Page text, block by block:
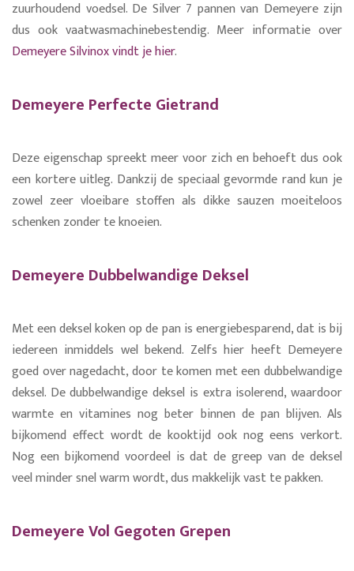
zuurhoudend voedsel. De Silver 7 pannen van Demeyere zijn
dus ook vaatwasmachinebestendig. Meer informatie over
Demeyere Silvinox vindt je hier.
Demeyere Perfecte Gietrand
Deze eigenschap spreekt meer voor zich en behoeft dus ook
een kortere uitleg. Dankzij de speciaal gevormde rand kun je
zowel zeer vloeibare stoffen als dikke sauzen moeiteloos
schenken zonder te knoeien.
Demeyere Dubbelwandige Deksel
Met een deksel koken op de pan is energiebesparend, dat is bij
iedereen inmiddels wel bekend. Zelfs hier heeft Demeyere
goed over nagedacht, door te komen met een dubbelwandige
deksel. De dubbelwandige deksel is extra isolerend, waardoor
warmte en vitamines nog beter binnen de pan blijven. Als
bijkomend effect wordt de kooktijd ook nog eens verkort.
Nog een bijkomend voordeel is dat de greep van de deksel
veel minder snel warm wordt, dus makkelijk vast te pakken.
Demeyere Vol Gegoten Grepen